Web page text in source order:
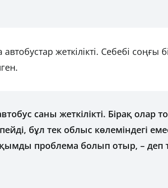
автобустар жеткілікті. Себебі соңғы
саны жеткілікті. Бірақ олар
бұл тек облыс көлеміндегі
проблема болып отыр, – деп